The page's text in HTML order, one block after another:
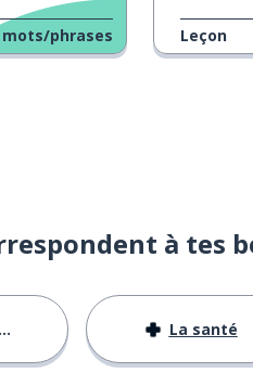
mots/phrases Leçon
à tes
La santé